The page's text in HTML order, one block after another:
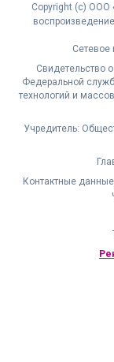
Copyright (с) ООО
Сетевое
Свидетельство
Федеральной
технологий и
Учредитель:
Контактные